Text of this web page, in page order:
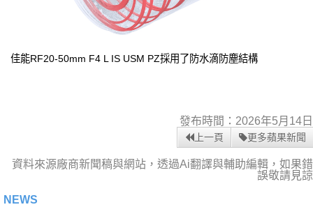
佳能RF20-50mm F4 L IS USM PZ採用了防水滴防塵結構
發布時間：2026年5月14日
上一頁 更多蘋果新聞
資料來源廠商新聞稿與網站，透過Ai翻譯與輔助編輯，如果錯
誤敬請見諒
NEWS